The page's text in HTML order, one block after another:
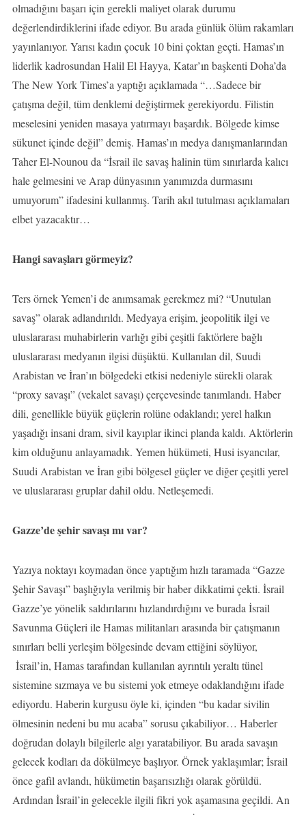
olmadığını başarı için gerekli maliyet olarak durumu
değerlendirdiklerini ifade ediyor. Bu arada günlük ölüm rakamları
yayınlanıyor. Yarısı kadın çocuk 10 bini çoktan geçti. Hamas’ın
liderlik kadrosundan Halil El Hayya, Katar’ın başkenti Doha’da
The New York Times’a yaptığı açıklamada “…Sadece bir
çatışma değil, tüm denklemi değiştirmek gerekiyordu. Filistin
meselesini yeniden masaya yatırmayı başardık. Bölgede kimse
sükunet içinde değil” demiş. Hamas’ın medya danışmanlarından
Taher El-Nounou da “İsrail ile savaş halinin tüm sınırlarda kalıcı
hale gelmesini ve Arap dünyasının yanımızda durmasını
umuyorum” ifadesini kullanmış. Tarih akıl tutulması açıklamaları
elbet yazacaktır…
Hangi savaşları görmeyiz?
Ters örnek Yemen’i de anımsamak gerekmez mi? “Unutulan
savaş” olarak adlandırıldı. Medyaya erişim, jeopolitik ilgi ve
uluslararası muhabirlerin varlığı gibi çeşitli faktörlere bağlı
uluslararası medyanın ilgisi düşüktü. Kullanılan dil, Suudi
Arabistan ve İran’ın bölgedeki etkisi nedeniyle sürekli olarak
“proxy savaşı” (vekalet savaşı) çerçevesinde tanımlandı. Haber
dili, genellikle büyük güçlerin rolüne odaklandı; yerel halkın
yaşadığı insani dram, sivil kayıplar ikinci planda kaldı. Aktörlerin
kim olduğunu anlayamadık. Yemen hükümeti, Husi isyancılar,
Suudi Arabistan ve İran gibi bölgesel güçler ve diğer çeşitli yerel
ve uluslararası gruplar dahil oldu. Netleşemedi.
Gazze’de şehir savaşı mı var?
Yazıya noktayı koymadan önce yaptığım hızlı taramada “Gazze
Şehir Savaşı” başlığıyla verilmiş bir haber dikkatimi çekti. İsrail
Gazze’ye yönelik saldırılarını hızlandırdığını ve burada İsrail
Savunma Güçleri ile Hamas militanları arasında bir çatışmanın
sınırları belli yerleşim bölgesinde devam ettiğini söylüyor,
İsrail’in, Hamas tarafından kullanılan ayrıntılı yeraltı tünel
sistemine sızmaya ve bu sistemi yok etmeye odaklandığını ifade
ediyordu. Haberin kurgusu öyle ki, içinden “bu kadar sivilin
ölmesinin nedeni bu mu acaba” sorusu çıkabiliyor… Haberler
doğrudan dolaylı bilgilerle algı yaratabiliyor. Bu arada savaşın
gelecek kodları da dökülmeye başlıyor. Örnek yaklaşımlar; İsrail
önce gafil avlandı, hükümetin başarısızlığı olarak görüldü.
Ardından İsrail’in gelecekle ilgili fikri yok aşamasına geçildi. An